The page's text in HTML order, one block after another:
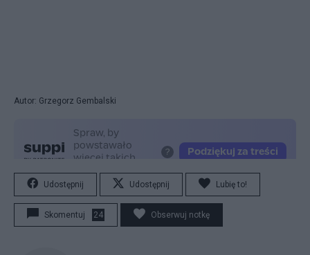
Autor: Grzegorz Gembalski
Udostępnij Udostępnij Lubię to!
Skomentuj 24 Obserwuj notkę